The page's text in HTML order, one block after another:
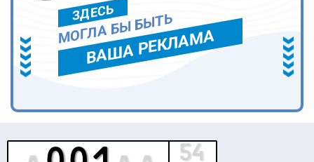
ЗДЕСЬ
МОГЛА БЫ БЫТЬ
ВАША РЕКЛАМА